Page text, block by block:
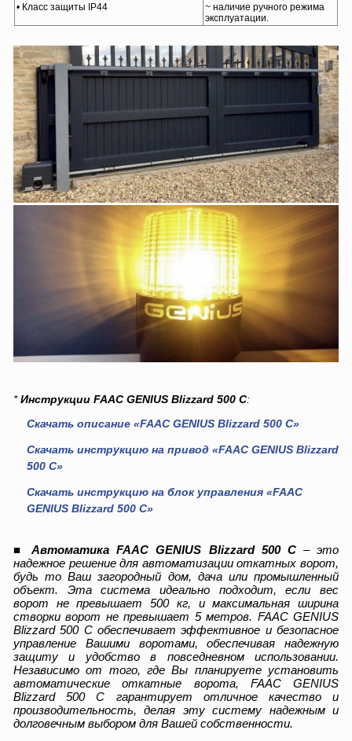
• Класс защиты IP44
~ наличие ручного режима
эксплуатации.
* Инструкции FAAC GENIUS Blizzard 500 C:
Скачать описание «FAAC GENIUS Blizzard 500 C»
Скачать инструкцию на привод «FAAC GENIUS Blizzard
500 C»
Скачать инструкцию на блок управления «FAAC
GENIUS Blizzard 500 C»
■Автоматика FAAC GENIUS Blizzard 500 C– это
надежное решение для автоматизации откатных ворот,
будь то Ваш загородный дом, дача или промышленный
объект. Эта система идеально подходит, если вес
ворот не превышает 500 кг, и максимальная ширина
створки ворот не превышает 5 метров. FAAC GENIUS
Blizzard 500 C обеспечивает эффективное и безопасное
управление Вашими воротами, обеспечивая надежную
защиту и удобство в повседневном использовании.
Независимо от того, где Вы планируете установить
автоматические откатные ворота, FAAC GENIUS
Blizzard 500 C гарантирует отличное качество и
производительность, делая эту систему надежным и
долговечным выбором для Вашей собственности.